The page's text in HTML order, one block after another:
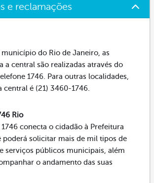
e reclamações
município do Rio de Janeiro, as
a central são realizadas através do
1746. Para outras localidades,
central é (21) 3460-1746.
Rio
conecta o cidadão à Prefeitura
poderá solicitar mais de mil tipos de
serviços públicos municipais, além
o andamento das suas